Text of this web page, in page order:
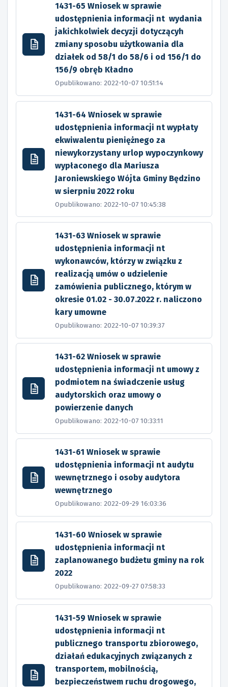
1431-65 Wniosek w sprawie
udostępnienia informacji nt wydania
jakichkolwiek decyzji dotyczącyh
zmiany sposobu użytkowania dla
działek od 58/1 do 58/6 i od 156/1 do
156/9 obręb Kładno
Opublikowano: 2022-10-07 10:51:14
1431-64 Wniosek w sprawie
udostępnienia informacji nt wypłaty
ekwiwalentu pieniężnego za
niewykorzystany urlop wypoczynkowy
wypłaconego dla Mariusza
Jaroniewskiego Wójta Gminy Będzino
w sierpniu 2022 roku
Opublikowano: 2022-10-07 10:45:38
1431-63 Wniosek w sprawie
udostępnienia informacji nt
wykonawców, którzy w związku z
realizacją umów o udzielenie
zamówienia publicznego, którym w
okresie 01.02 - 30.07.2022 r. naliczono
kary umowne
Opublikowano: 2022-10-07 10:39:37
1431-62 Wniosek w sprawie
udostępnienia informacji nt umowy z
podmiotem na świadczenie usług
audytorskich oraz umowy o
powierzenie danych
Opublikowano: 2022-10-07 10:33:11
1431-61 Wniosek w sprawie
udostępnienia informacji nt audytu
wewnętrznego i osoby audytora
wewnętrznego
Opublikowano: 2022-09-29 16:03:36
1431-60 Wniosek w sprawie
udostępnienia informacji nt
zaplanowanego budżetu gminy na rok
2022
Opublikowano: 2022-09-27 07:58:33
1431-59 Wniosek w sprawie
udostępnienia informacji nt
publicznego transportu zbiorowego,
działań edukacyjnych związanych z
transportem, mobilnością,
bezpieczeństwem ruchu drogowego,